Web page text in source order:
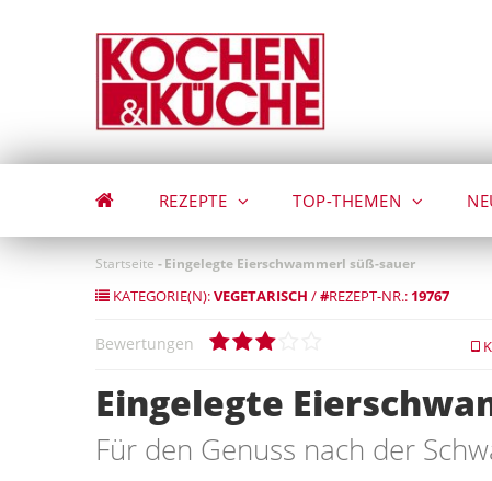
REZEPTE TOP-THEMEN
Startseite -Eingelegte Eierschwammerl süß-sauer
KATEGORIE(N):VEGETARISCH /#REZEPT-NR.: 19767
Bewertungen
Eingelegte
Für den Genuss nach der